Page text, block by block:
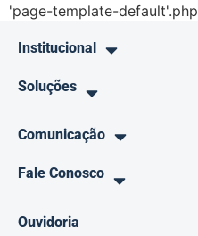
'page-template-default'.php
Institucional
Soluções
Comunicação
Fale Conosco
Ouvidoria